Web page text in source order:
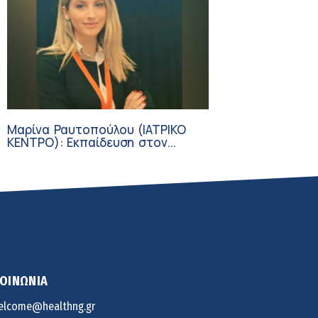
Μαρίνα Ραυτοπούλου (ΙΑΤΡΙΚΟ
ΚΕΝΤΡΟ): Εκπαίδευση στον